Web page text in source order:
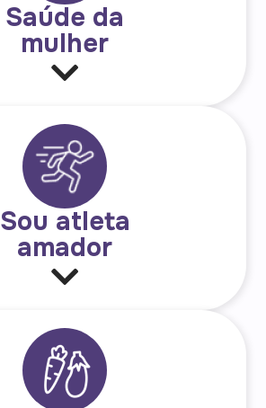
Saúde da
mulher
Sou atleta
amador